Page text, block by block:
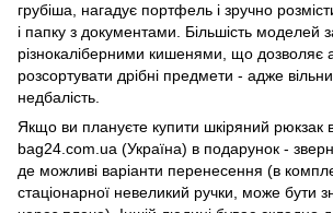
грубіша, нагадує портфель і зручно
і папку з документами. Більшість моделей
різнокаліберними кишенями, що дозволяє
розсортувати дрібні предмети - адже
недбалість.
Якщо ви плануєте купити шкіряний рюкзак в
bag24.com.ua (Україна) в подарунок -
де можливі варіанти перенесення (в
стаціонарної невеликий ручки, може бути